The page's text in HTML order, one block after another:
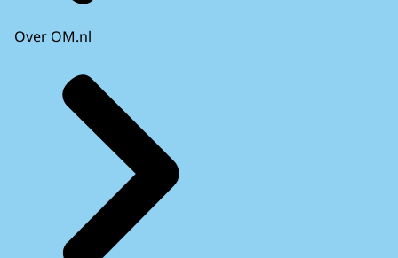
Over OM.nl